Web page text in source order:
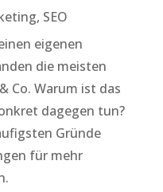
, SEO
eigenen
die meisten
Co. Warum ist das
dagegen tun?
Gründe
für mehr